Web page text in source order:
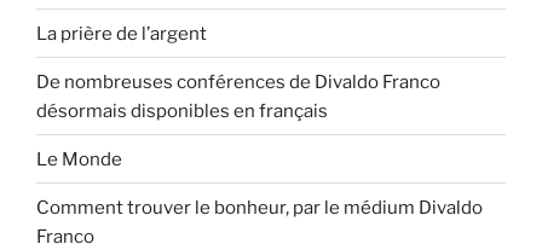
La prière de l’argent
De nombreuses conférences de Divaldo Franco
désormais disponibles en français
Le Monde
Comment trouver le bonheur, par le médium Divaldo
Franco